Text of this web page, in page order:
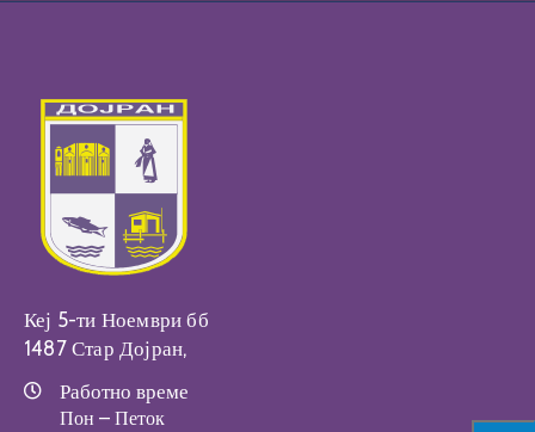
Кеј 5-ти Ноември бб
1487 Стар Дојран,
Работно време
Пон – Петок